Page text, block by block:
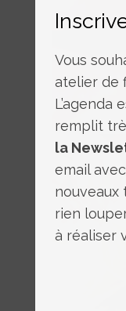
Vous
atelier de
L’agenda
remplit
la
email
nouveaux
rien
à réaliser